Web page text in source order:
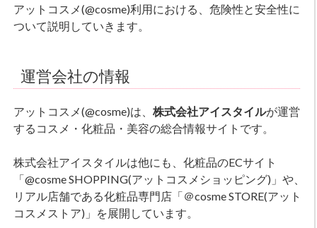
アットコスメ(@cosme)利用における、危険性と安全性に
ついて説明していきます。
運営会社の情報
アットコスメ(@cosme)は、 株式会社アイスタイルが運営
するコスメ・化粧品・美容の総合情報サイトです。
株式会社アイスタイルは他にも、化粧品のECサイト
「@cosme SHOPPING(アットコスメショッピング)」や、
リアル店舗である化粧品専門店「＠cosme STORE(アット
コスメストア)」を展開しています。